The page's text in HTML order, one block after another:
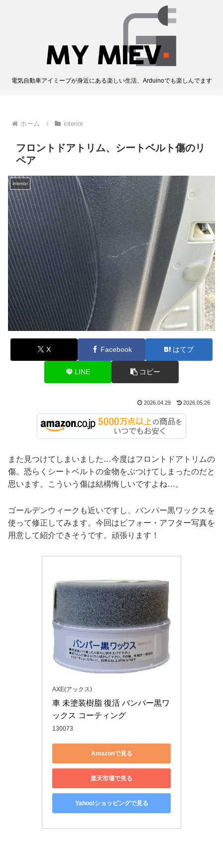
電気自動車アイミーブが身近にある楽しい生活、Arduinoでも楽しんでます
ホーム interior
フロントドアトリム、シートベルト傷のリ
ペア
interior
X Facebook はてブ
LINE コピー
2026.04.29 2026.05.26
また見つけてしまいました…今度はフロントドアトリムの
傷。恐らくシートベルトの金物をぶつけてしまったのだと
思います。こういう傷は結構悔しいですよね…。
ゴールデンウィークも近いですし、バンパー黒ワックスを
使って修正してみます。今回はビフォー・アフター写真を
用意して紹介できそうです。頑張ります！
AXE(アックス)
車 未塗装樹脂 復活 バンパー黒ワ
ックス コーティング
130073
Amazonで見る
楽天市場で見る
Yahoo!ショッピングで見る